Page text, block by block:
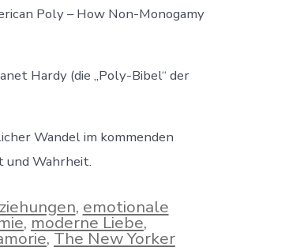
Poly – How Non-Monogamy
Hardy (die „Poly-Bibel“ der
Wandel im kommenden
und Wahrheit.
, emotionale
,moderne Liebe,
,The New Yorker